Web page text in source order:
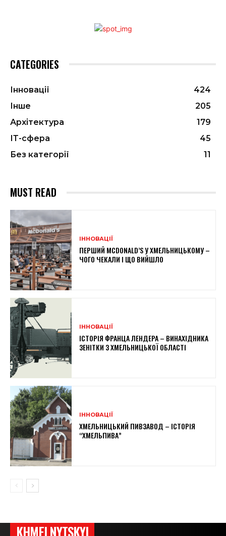
CATEGORIES
Інновації
424
Інше
205
Архітектура
179
ІТ-сфера
45
Без категорії
11
MUST READ
ІННОВАЦІЇ
ПЕРШИЙ MCDONALD’S У ХМЕЛЬНИЦЬКОМУ –
ЧОГО ЧЕКАЛИ І ЩО ВИЙШЛО
ІННОВАЦІЇ
ІСТОРІЯ ФРАНЦА ЛЕНДЕРА – ВИНАХІДНИКА
ЗЕНІТКИ З ХМЕЛЬНИЦЬКОЇ ОБЛАСТІ
ІННОВАЦІЇ
ХМЕЛЬНИЦЬКИЙ ПИВЗАВОД – ІСТОРІЯ
“ХМЕЛЬПИВА”
KHMELNYTSKYI